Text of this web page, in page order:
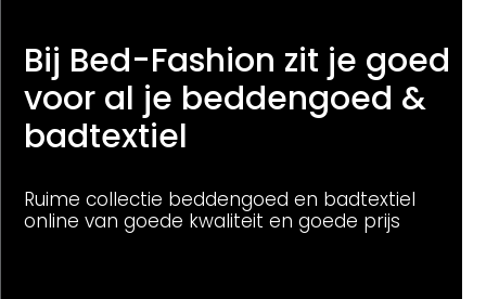
Bij Bed-Fashion zit je goed
voor al je beddengoed &
badtextiel
Ruime collectie beddengoed en badtextiel
online van goede kwaliteit en goede prijs